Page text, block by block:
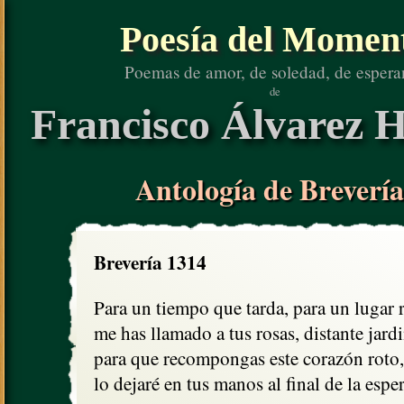
Poesía del
Poemas de amor, de soledad, de
de
Francisco Álvarez
Antología de
Brevería 1314
Para un tiempo que tarda, para un lugar
me has llamado a tus rosas, distante
para que recompongas este corazón roto,
lo dejaré en tus manos al final de la